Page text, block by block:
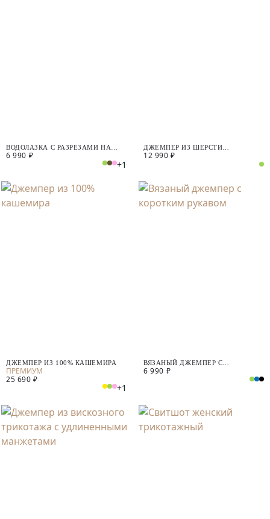
ВОДОЛАЗКА С РАЗРЕЗАМИ НА
РУКАВАХ
6 990 ₽
+1
ДЖЕМПЕР ИЗ ШЕРСТИ
МЕРИНОСА И КАШЕМИРА
12 990 ₽
ДЖЕМПЕР ИЗ 100% КАШЕМИРА
25 690 ₽
+1
ВЯЗАНЫЙ ДЖЕМПЕР С
КОРОТКИМ РУКАВОМ
6 990 ₽